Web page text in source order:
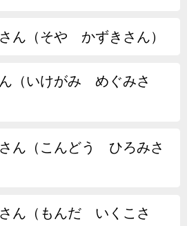
ん（そや かずきさん）
（いけがみ めぐみさ
ん（こんどう ひろみさ
ん（もんだ いくこさ